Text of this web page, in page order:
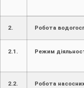
2. Робота
2.1. Режим
2.2.
Робота